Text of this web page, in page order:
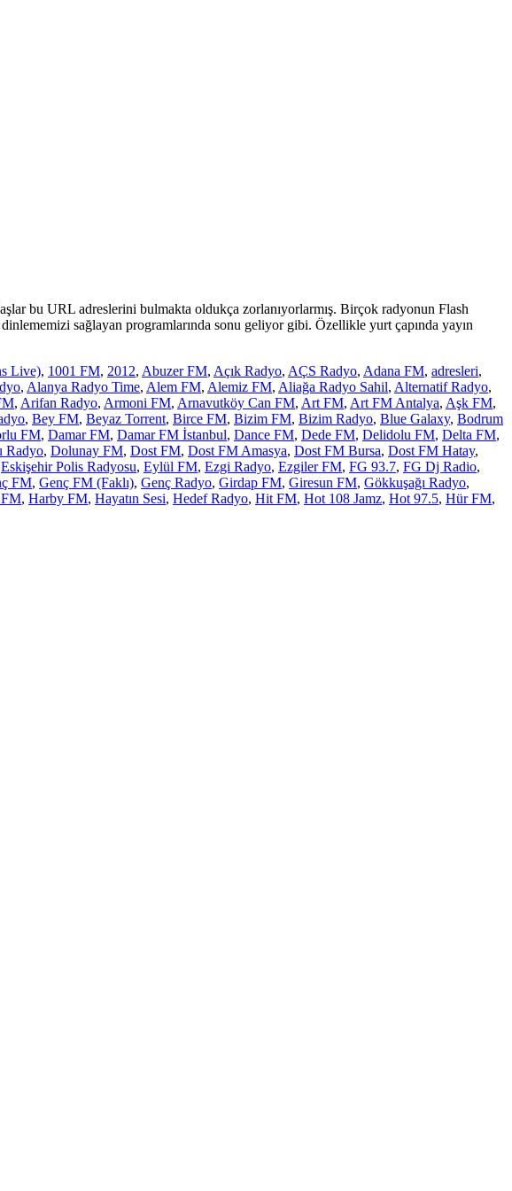
bu URL adreslerini bulmakta oldukça zorlanıyorlarmış. Birçok radyonun Flash
sağlayan programlarında sonu geliyor gibi. Özellikle yurt çapında yayın
Live), 1001 FM, 2012, Abuzer FM, Açık Radyo, AÇS Radyo, Adana FM, adresleri,
, Alanya Radyo Time, Alem FM, Alemiz FM, Aliağa Radyo Sahil, Alternatif Radyo,
, Arifan Radyo, Armoni FM, Arnavutköy Can FM, Art FM, Art FM Antalya, Aşk FM,
, Bey FM, Beyaz Torrent, Birce FM, Bizim FM, Bizim Radyo, Blue Galaxy, Bodrum
FM, Damar FM, Damar FM İstanbul, Dance FM, Dede FM, Delidolu FM, Delta FM,
Radyo, Dolunay FM, Dost FM, Dost FM Amasya, Dost FM Bursa, Dost FM Hatay,
Eskişehir Polis Radyosu, Eylül FM, Ezgi Radyo, Ezgiler FM, FG 93.7, FG Dj Radio,
FM, Genç FM (Faklı), Genç Radyo, Girdap FM, Giresun FM, Gökkuşağı Radyo,
, Harby FM, Hayatın Sesi, Hedef Radyo, Hit FM, Hot 108 Jamz, Hot 97.5, Hür FM,